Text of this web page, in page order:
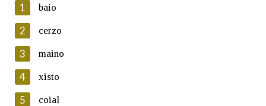
En cumprimento da normativa vixente en materia de
Protección de Datos de Carácter Persoal, a Real Academia
Galega informa a aqueles usuarios que faciliten o seu correo
electrónico, así como calquera outra información de carácter
1 baio
2 cerzo
3 maino
4 xisto
5 coial